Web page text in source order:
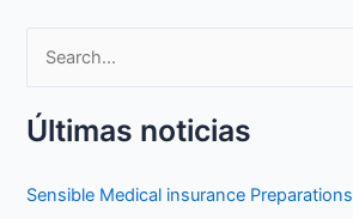
a
c
Últimas noticias
Sensible Medical insurance Preparations